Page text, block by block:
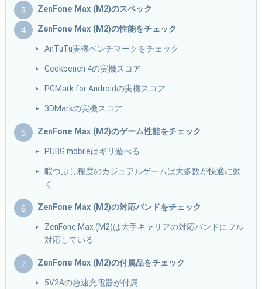
ZenFone Max (M2)のスペック
ZenFone Max (M2)の性能をチェック
AnTuTu実機ベンチマークをチェック
Geekbench 4の実機スコア
PCMark for Androidの実機スコア
3DMarkの実機スコア
ZenFone Max (M2)のゲーム性能をチェック
PUBG mobileはギリ遊べる
暇つぶし程度のカジュアルゲームは大多数が快適に動
く
ZenFone Max (M2)の対応バンドをチェック
ZenFone Max (M2)は大手キャリアの対応バンドにフル
対応している
ZenFone Max (M2)の付属品をチェック
5V2Aの急速充電器が付属